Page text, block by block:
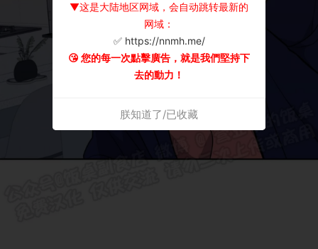
▼这是大陆地区网域，会自动跳转最新的
网域：
✅ https://nnmh.me/
😘 您的每一次點擊廣告，就是我們堅持下
去的動力！
朕知道了/已收藏